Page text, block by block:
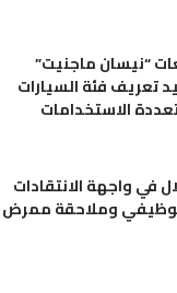
“نيسان ماجنيت”
تعريف فئة السيارات
الاستخدامات
في واجهة الانتقادات
وملاحقة ممرض